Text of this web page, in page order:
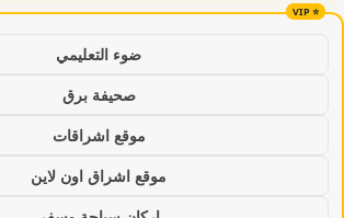
ضوء التعليمي
صحيفة برق
موقع اشراقات
موقع اشراق اون لاين